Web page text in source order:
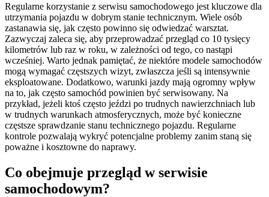
Regularne korzystanie z serwisu samochodowego jest kluczowe dla
utrzymania pojazdu w dobrym stanie technicznym. Wiele osób
zastanawia się, jak często powinno się odwiedzać warsztat.
Zazwyczaj zaleca się, aby przeprowadzać przegląd co 10 tysięcy
kilometrów lub raz w roku, w zależności od tego, co nastąpi
wcześniej. Warto jednak pamiętać, że niektóre modele samochodów
mogą wymagać częstszych wizyt, zwłaszcza jeśli są intensywnie
eksploatowane. Dodatkowo, warunki jazdy mają ogromny wpływ
na to, jak często samochód powinien być serwisowany. Na
przykład, jeżeli ktoś często jeździ po trudnych nawierzchniach lub
w trudnych warunkach atmosferycznych, może być konieczne
częstsze sprawdzanie stanu technicznego pojazdu. Regularne
kontrole pozwalają wykryć potencjalne problemy zanim staną się
poważne i kosztowne do naprawy.
Co obejmuje przegląd w serwisie
samochodowym?